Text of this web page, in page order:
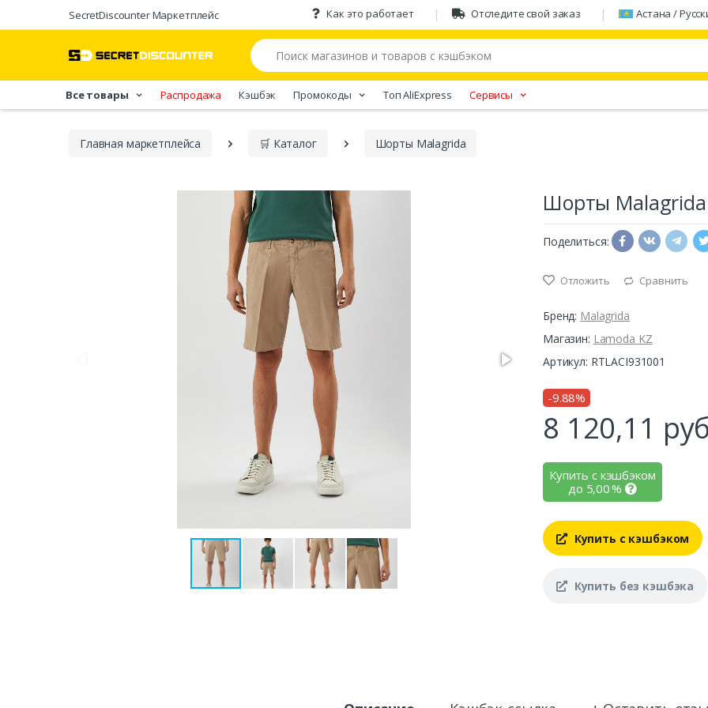
SecretDiscounter Маркетплейс Как это работает Отследите свой заказ Астана /
Все товары Распродажа Кэшбэк Промокоды Tоп AliExpress Сервисы
Главная марĸетплейса 🛒 Каталог Шорты Malagrida
Шорты Malagrida
Поделиться:
Отложить Сравнить
Бренд: Malagrida
Магазин: Lamoda KZ
Артикул: RTLACI931001
-9.88%
8 120,11
Купить с кэшбэком
до 5,00%
Купить с кэшбэком
Купить без кэшбэка